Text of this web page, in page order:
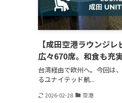
【成田空港ラウンジ
広々670席。和食も充
台湾経由で欧州へ。今回は
るユナイテッド航...
2026-02-28 空港